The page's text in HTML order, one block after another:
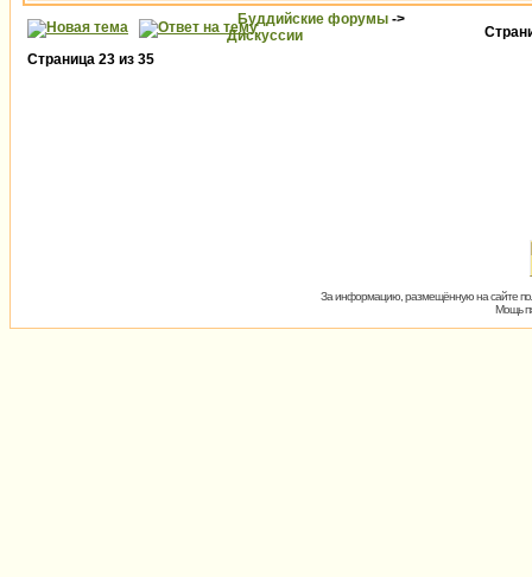
Буддийские форумы ->
Дискуссии
Страница 23 из 35
За информацию, размещённую на сайте
Мощь